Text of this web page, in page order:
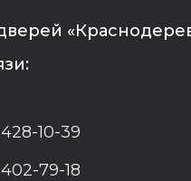
10-39
79-18